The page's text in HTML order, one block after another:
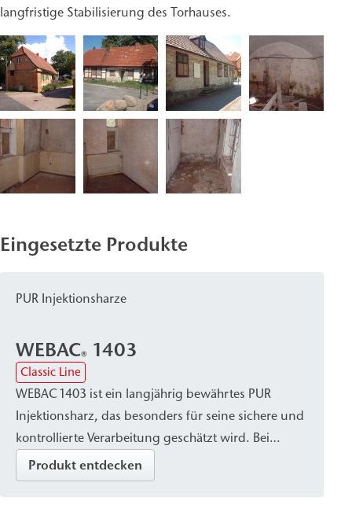
langfristige Stabilisierung des Torhauses.
Eingesetzte Produkte
PUR Injektionsharze
WEBAC® 1403
Classic Line
WEBAC 1403 ist ein langjährig bewährtes PUR
Injektionsharz, das besonders für seine sichere und
kontrollierte Verarbeitung geschätzt wird. Bei
Kontakt mit Wasser härtet es zu einem
geschlossenen, wasserdichten und
Produkt entdecken